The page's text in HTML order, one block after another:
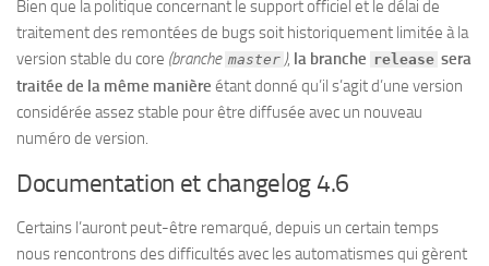
Bien que la politique concernant le support officiel et le délai de
traitement des remontées de bugs soit historiquement limitée à la
version stable du core (branche master ), la branche release sera
traitée de la même manière étant donné qu’il s’agit d’une version
considérée assez stable pour être diffusée avec un nouveau
numéro de version.
Documentation et changelog 4.6
Certains l’auront peut-être remarqué, depuis un certain temps
nous rencontrons des difficultés avec les automatismes qui gèrent